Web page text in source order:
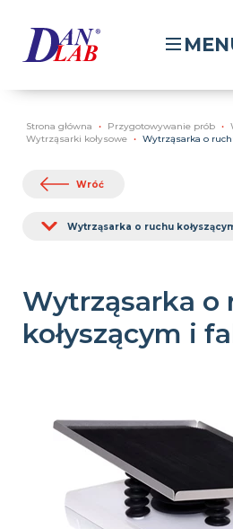
Strona główna Przygotowywanie prób
Wytrząsarki kołysowe
Wytrząsarka o
Wróć
Wytrząsarka o ruchu
Wytrząsarka o
kołyszącym i